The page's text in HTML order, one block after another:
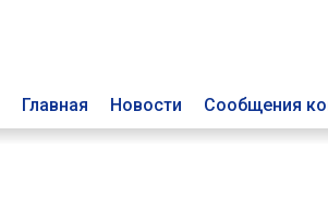
Главная Новости Сообщения